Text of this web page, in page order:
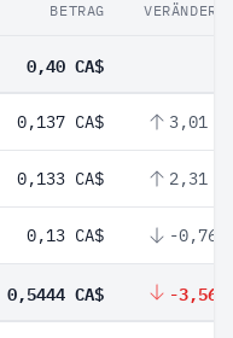
BETRAG
0,40 CA$
0,137 CA$ 3,01 %
0,133 CA$ 2,31 %
0,13 CA$ -0,76
0,5444 CA$ -3,56